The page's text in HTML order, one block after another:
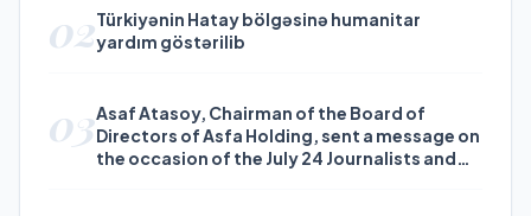
02Türkiyənin Hatay bölgəsinə humanitar
yardım göstərilib
03Asaf Atasoy, Chairman of the Board of
Directors of Asfa Holding, sent a message on
the occasion of the July 24 Journalists and